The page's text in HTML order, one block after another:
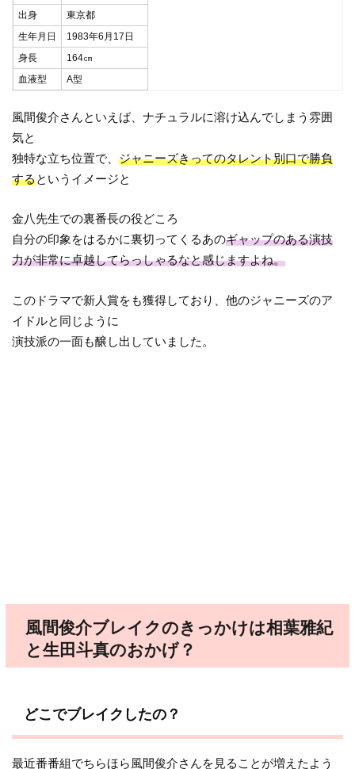
出身
東京都
生年月日
1983年6月17日
身長
164㎝
血液型
A型
風間俊介さんといえば、ナチュラルに溶け込んでしまう雰囲
気と
独特な立ち位置で、ジャニーズきってのタレント別口で勝負
するというイメージと
金八先生での裏番長の役どころ
自分の印象をはるかに裏切ってくるあのギャップのある演技
力が非常に卓越してらっしゃるなと感じますよね。
このドラマで新人賞をも獲得しており、他のジャニーズのア
イドルと同じように
演技派の一面も醸し出していました。
風間俊介ブレイクのきっかけは相葉雅紀
と生田斗真のおかげ？
どこでブレイクしたの？
最近番番組でちらほら風間俊介さんを見ることが増えたよう